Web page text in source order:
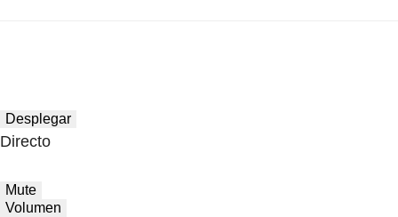
Desplegar
Directo
Mute
Volumen